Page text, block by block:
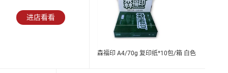
进店看看
森福印 A4/70g 复印纸*10包/箱 白色